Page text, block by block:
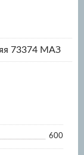
73374 МАЗ
600